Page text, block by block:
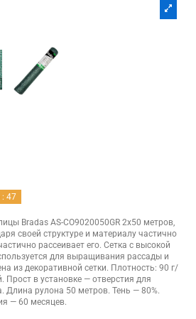
:47
Bradas AS-CO9020050GR 2х50 метров,
своей структуре и материалу частично
рассеивает его. Сетка с высокой
для выращивания рассады и
из декоративной сетки. Плотность: 90 г/
Прост в установке — отверстия для
Длина рулона 50 метров. Тень — 80%.
— 60 месяцев.